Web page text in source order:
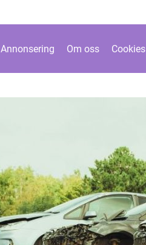
Annonsering Om oss Cookies